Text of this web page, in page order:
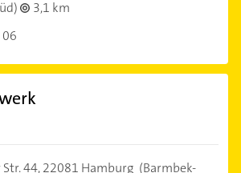
3,1 km
44,22081 Hamburg (Barmbek-